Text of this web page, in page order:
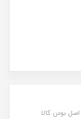
بودن کالا